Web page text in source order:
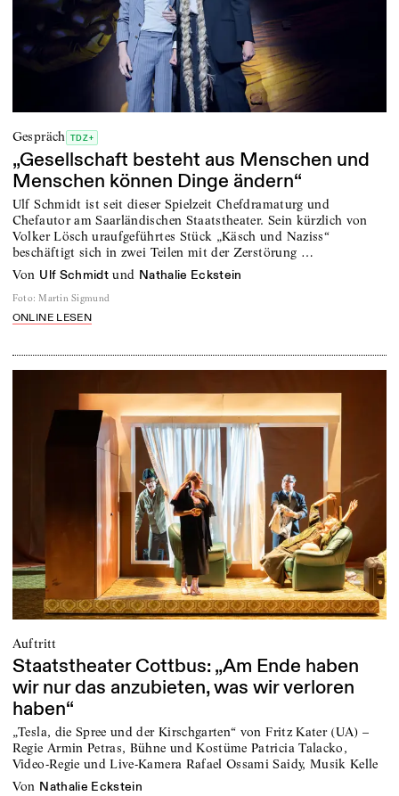
Gespräch TDZ+
„Gesellschaft besteht aus Menschen und
Menschen können Dinge ändern“
Ulf Schmidt ist seit dieser Spielzeit Chefdramaturg und
Chefautor am Saarländischen Staatstheater. Sein kürzlich von
Volker Lösch uraufgeführtes Stück „Käsch und Naziss“
beschäftigt sich in zwei Teilen mit der Zerstörung …
von Ulf Schmidt und Nathalie Eckstein
Foto: Martin Sigmund
ONLINE LESEN
Auftritt
Staatstheater Cottbus: „Am Ende haben
wir nur das anzubieten, was wir verloren
haben“
„Tesla, die Spree und der Kirschgarten“ von Fritz Kater (UA) –
Regie Armin Petras, Bühne und Kostüme Patricia Talacko,
Video-Regie und Live-Kamera Rafael Ossami Saidy, Musik Kelle
von Nathalie Eckstein